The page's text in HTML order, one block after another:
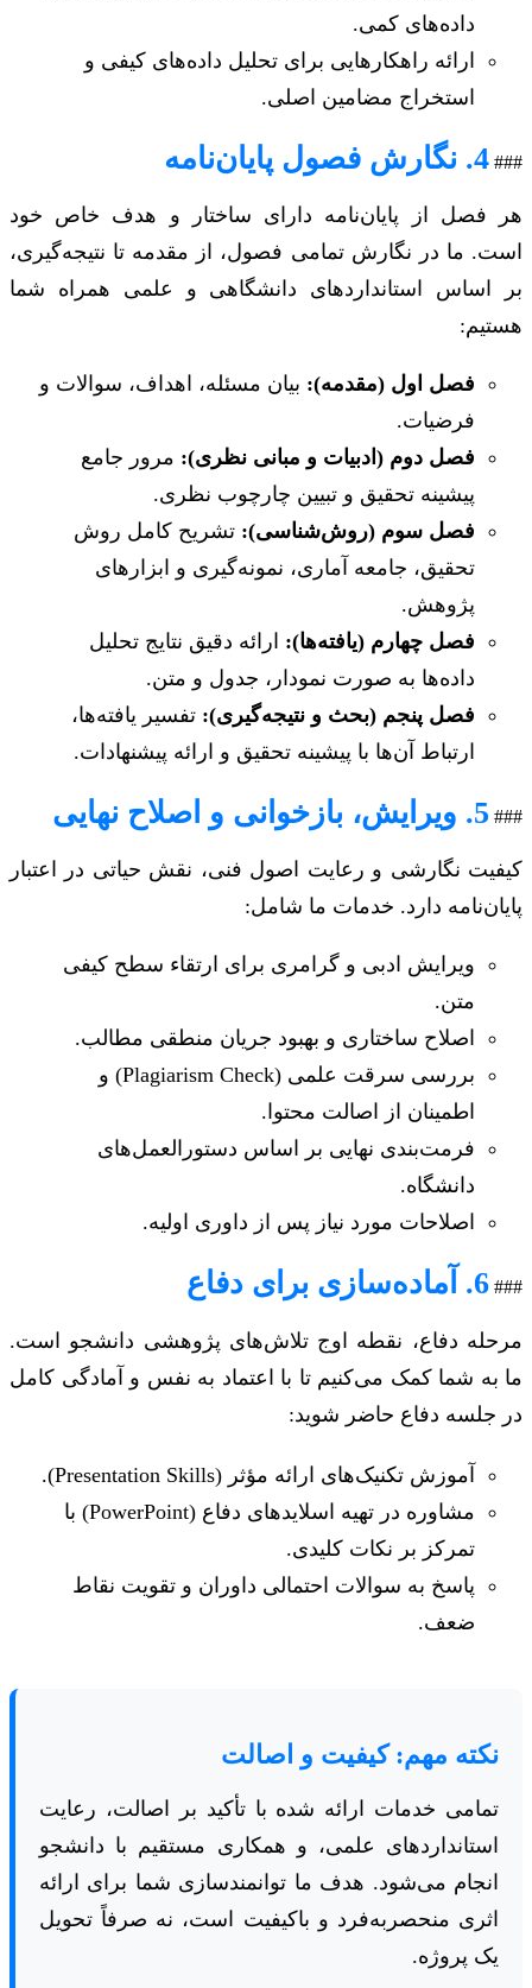
داده‌های کمی.
ارائه راهکارهایی برای تحلیل داده‌های کیفی و
استخراج مضامین اصلی.
### 4. نگارش فصول پایان‌نامه
هر فصل از پایان‌نامه دارای ساختار و هدف خاص خود
است. ما در نگارش تمامی فصول، از مقدمه تا نتیجه‌گیری،
بر اساس استانداردهای دانشگاهی و علمی همراه شما
هستیم:
فصل اول (مقدمه): بیان مسئله، اهداف، سوالات و
فرضیات.
فصل دوم (ادبیات و مبانی نظری): مرور جامع
پیشینه تحقیق و تبیین چارچوب نظری.
فصل سوم (روش‌شناسی): تشریح کامل روش
تحقیق، جامعه آماری، نمونه‌گیری و ابزارهای
پژوهش.
فصل چهارم (یافته‌ها): ارائه دقیق نتایج تحلیل
داده‌ها به صورت نمودار، جدول و متن.
فصل پنجم (بحث و نتیجه‌گیری): تفسیر یافته‌ها،
ارتباط آن‌ها با پیشینه تحقیق و ارائه پیشنهادات.
### 5. ویرایش، بازخوانی و اصلاح نهایی
کیفیت نگارشی و رعایت اصول فنی، نقش حیاتی در اعتبار
پایان‌نامه دارد. خدمات ما شامل:
ویرایش ادبی و گرامری برای ارتقاء سطح کیفی
متن.
اصلاح ساختاری و بهبود جریان منطقی مطالب.
بررسی سرقت علمی (Plagiarism Check) و
اطمینان از اصالت محتوا.
فرمت‌بندی نهایی بر اساس دستورالعمل‌های
دانشگاه.
اصلاحات مورد نیاز پس از داوری اولیه.
### 6. آماده‌سازی برای دفاع
مرحله دفاع، نقطه اوج تلاش‌های پژوهشی دانشجو است.
ما به شما کمک می‌کنیم تا با اعتماد به نفس و آمادگی کامل
در جلسه دفاع حاضر شوید:
آموزش تکنیک‌های ارائه مؤثر (Presentation Skills).
مشاوره در تهیه اسلایدهای دفاع (PowerPoint) با
تمرکز بر نکات کلیدی.
پاسخ به سوالات احتمالی داوران و تقویت نقاط
ضعف.
نکته مهم: کیفیت و اصالت
تمامی خدمات ارائه شده با تأکید بر اصالت، رعایت
استانداردهای علمی، و همکاری مستقیم با دانشجو
انجام می‌شود. هدف ما توانمندسازی شما برای ارائه
اثری منحصربه‌فرد و باکیفیت است، نه صرفاً تحویل
یک پروژه.